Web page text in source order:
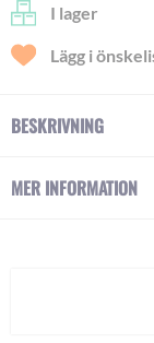
I lager
Lägg i
BESKRIVNING
MER INFORMATION